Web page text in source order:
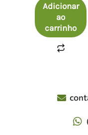
Adicionar
ao
carrinho